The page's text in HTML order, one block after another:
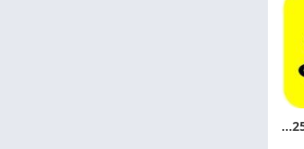
تنزيل سناب شات 2025 Snapchat اخر اصدار للاندرويد مجانا